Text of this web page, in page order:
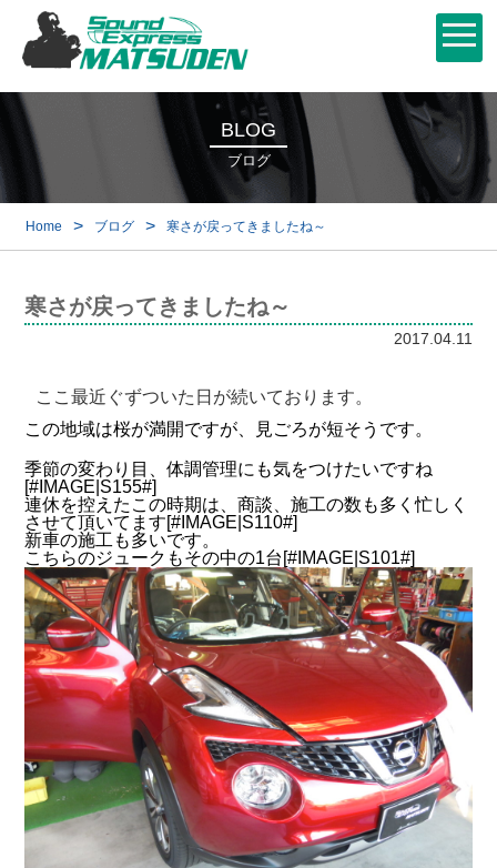
BLOG
ブログ
Home > ブログ > 寒さが戻ってきましたね～
寒さが戻ってきましたね～
2017.04.11
ここ最近ぐずついた日が続いております。
この地域は桜が満開ですが、見ごろが短そうです。
季節の変わり目、体調管理にも気をつけたいですね
[#IMAGE|S155#]
連休を控えたこの時期は、商談、施工の数も多く忙しく
させて頂いてます[#IMAGE|S110#]
新車の施工も多いです。
こちらのジュークもその中の1台[#IMAGE|S101#]